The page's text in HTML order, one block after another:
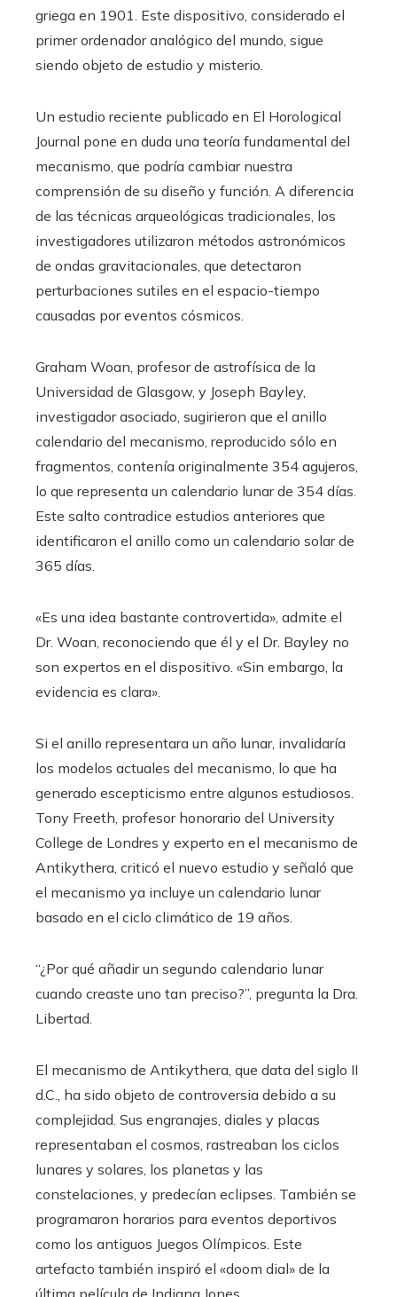
griega en 1901. Este dispositivo, considerado el
primer ordenador analógico del mundo, sigue
siendo objeto de estudio y misterio.
Un estudio reciente publicado en El Horological
Journal pone en duda una teoría fundamental del
mecanismo, que podría cambiar nuestra
comprensión de su diseño y función. A diferencia
de las técnicas arqueológicas tradicionales, los
investigadores utilizaron métodos astronómicos
de ondas gravitacionales, que detectaron
perturbaciones sutiles en el espacio-tiempo
causadas por eventos cósmicos.
Graham Woan, profesor de astrofísica de la
Universidad de Glasgow, y Joseph Bayley,
investigador asociado, sugirieron que el anillo
calendario del mecanismo, reproducido sólo en
fragmentos, contenía originalmente 354 agujeros,
lo que representa un calendario lunar de 354 días.
Este salto contradice estudios anteriores que
identificaron el anillo como un calendario solar de
365 días.
«Es una idea bastante controvertida», admite el
Dr. Woan, reconociendo que él y el Dr. Bayley no
son expertos en el dispositivo. «Sin embargo, la
evidencia es clara».
Si el anillo representara un año lunar, invalidaría
los modelos actuales del mecanismo, lo que ha
generado escepticismo entre algunos estudiosos.
Tony Freeth, profesor honorario del University
College de Londres y experto en el mecanismo de
Antikythera, criticó el nuevo estudio y señaló que
el mecanismo ya incluye un calendario lunar
basado en el ciclo climático de 19 años.
“¿Por qué añadir un segundo calendario lunar
cuando creaste uno tan preciso?”, pregunta la Dra.
Libertad.
El mecanismo de Antikythera, que data del siglo II
d.C., ha sido objeto de controversia debido a su
complejidad. Sus engranajes, diales y placas
representaban el cosmos, rastreaban los ciclos
lunares y solares, los planetas y las
constelaciones, y predecían eclipses. También se
programaron horarios para eventos deportivos
como los antiguos Juegos Olímpicos. Este
artefacto también inspiró el «doom dial» de la
última película de Indiana Jones.